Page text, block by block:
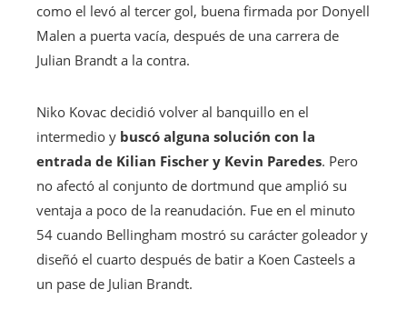
como el levó al tercer gol, buena firmada por Donyell
Malen a puerta vacía, después de una carrera de
Julian Brandt a la contra.
Niko Kovac decidió volver al banquillo en el
intermedio y buscó alguna solución con la
entrada de Kilian Fischer y Kevin Paredes. Pero
no afectó al conjunto de dortmund que amplió su
ventaja a poco de la reanudación. Fue en el minuto
54 cuando Bellingham mostró su carácter goleador y
diseñó el cuarto después de batir a Koen Casteels a
un pase de Julian Brandt.